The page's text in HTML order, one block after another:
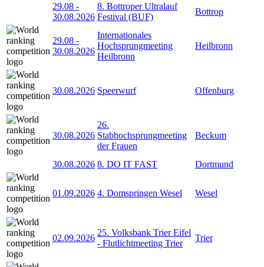
29.08 -
30.08.2026
8. Bottroper Ultralauf
Festival (BUF)
Bottrop
29.08 -
30.08.2026
Internationales
Hochsprungmeeting
Heilbronn
Heilbronn
30.08.2026 Speerwurf Offenburg
30.08.2026
26.
Stabhochsprungmeeting
der Frauen
Beckum
30.08.2026 8. DO IT FAST Dortmund
01.09.2026 4. Domspringen Wesel Wesel
02.09.2026
25. Volksbank Trier Eifel
- Flutlichtmeeting Trier
Trier